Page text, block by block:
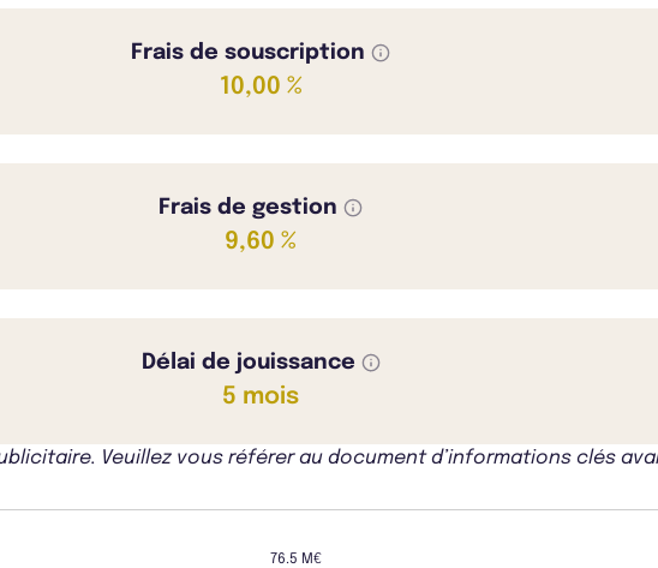
Frais de souscription
10,00 %
Frais de gestion
9,60 %
Délai de jouissance
5 mois
Veuillez vous référer au document d’informations clés
76.5 M€